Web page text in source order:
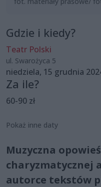
Gdzie i kiedy?
Teatr Polski
ul. Swarożyca 5
niedziela, 15 grudnia
Za ile?
60-90 zł
Pokaż inne daty
Muzyczna
charyzmatycznej
autorce tekstów